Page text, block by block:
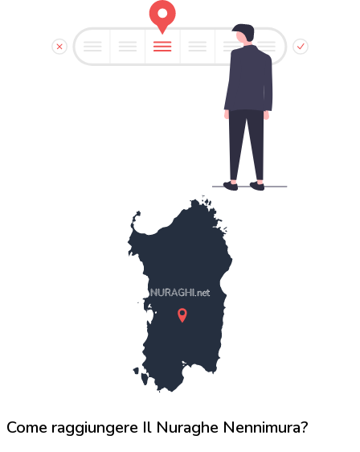
NURAGHI.net
Come raggiungere Il Nuraghe Nennimura?